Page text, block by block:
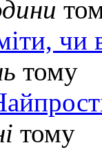
чи
тому
тому